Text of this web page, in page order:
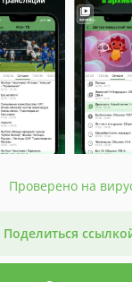
Проверено на
Поделиться